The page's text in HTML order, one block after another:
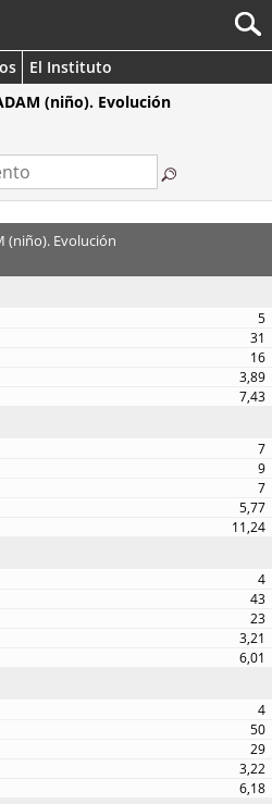
El Instituto
(niño). Evolución
(niño). Evolución
5
31
16
3,89
7,43
7
9
7
5,77
11,24
4
43
23
3,21
6,01
4
50
29
3,22
6,18